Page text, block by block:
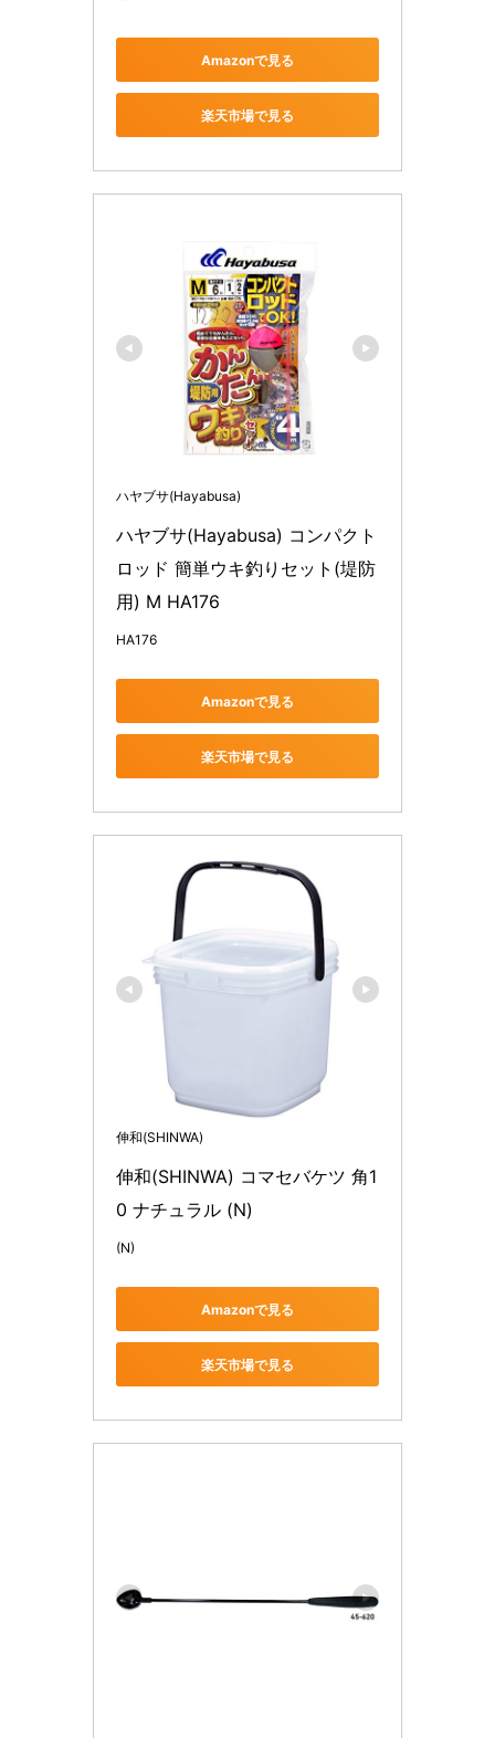
Amazonで見る
楽天市場で見る
ハヤブサ(Hayabusa)
ハヤブサ(Hayabusa) コンパクト
ロッド 簡単ウキ釣りセット(堤防
用) M HA176
HA176
Amazonで見る
楽天市場で見る
伸和(SHINWA)
伸和(SHINWA) コマセバケツ 角1
0 ナチュラル (N)
(N)
Amazonで見る
楽天市場で見る